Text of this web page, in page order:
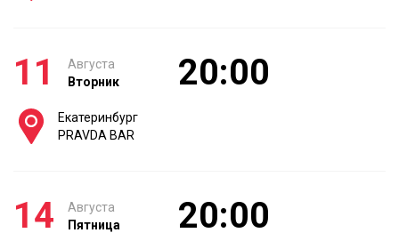
11
Августа
Вторник
20:00
Екатеринбург
PRAVDA BAR
14
Августа
Пятница
20:00